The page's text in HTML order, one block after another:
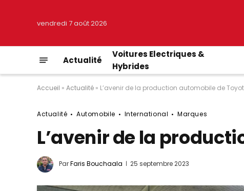
vendredi 7 août 2026
Actualité
Voitures Electriques &
Hybrides
Accueil » Actualité » L’avenir de la production automobile de
Actualité Automobile International Marques
L’avenir de la
ParFaris Bouchaala 25 septembre 2023